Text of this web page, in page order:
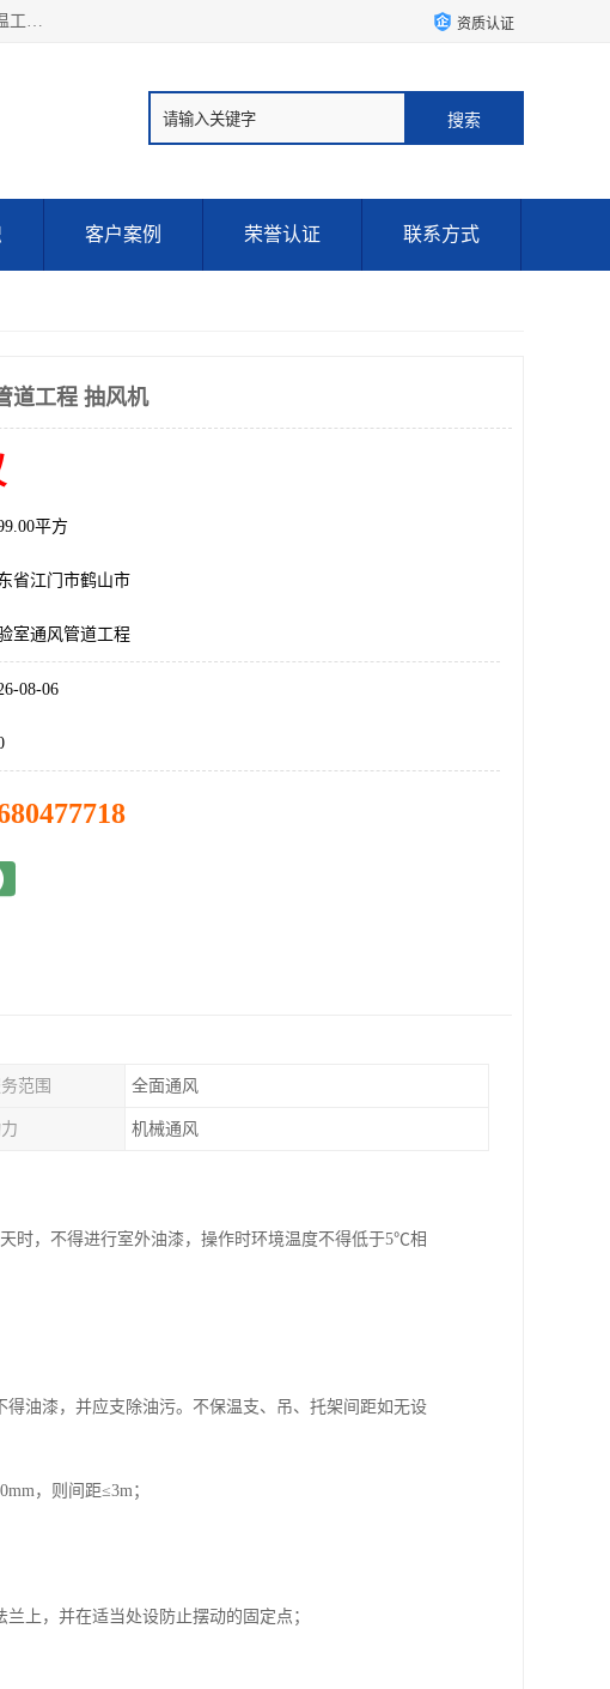
鹤山市沙坪万观通风设备店是一家专业的通风工程方案公司，专注解决酒店、厨房、消防类排烟，地下室通风工程，厂房降温工程，工业除尘净化工程及各类环保通风工程。 资质认证
客户案例 荣誉认证 联系方式
道工程 抽风机
平方
省江门市鹤山市
室通风管道工程
08-06
范围 全面通风
机械通风
时，不得进行室外油漆，操作时环境温度不得低于5℃相
油漆，并应支除油污。不保温支、吊、托架间距如无设
，则间距≤3m；
上，并在适当处设防止摆动的固定点；